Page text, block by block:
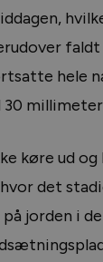
hele
køre ud
det
jorden i